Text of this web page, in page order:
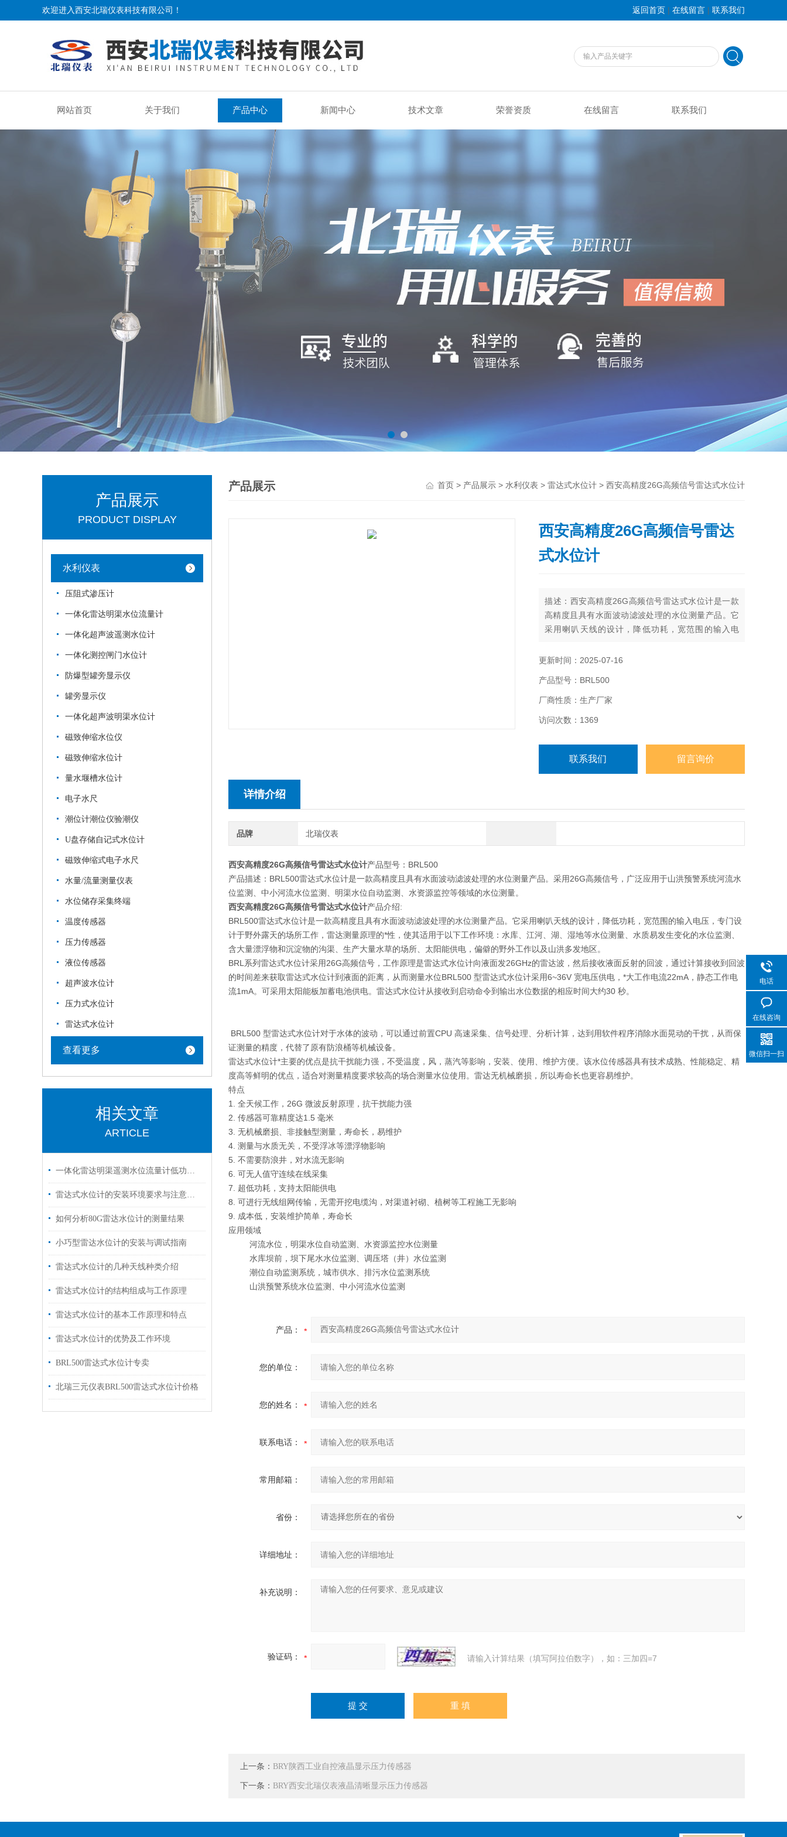
欢迎进入西安北瑞仪表科技有限公司！ 返回首页 | 在线留言 | 联系我们
网站首页 关于我们 产品中心 新闻中心 技术文章 荣誉资质 在线留言 联系我们
产品展示
PRODUCT DISPLAY
水利仪表
压阻式渗压计
一体化雷达明渠水位流量计
一体化超声波遥测水位计
一体化测控闸门水位计
防爆型罐旁显示仪
罐旁显示仪
一体化超声波明渠水位计
磁致伸缩水位仪
磁致伸缩水位计
量水堰槽水位计
电子水尺
潮位计潮位仪验潮仪
U盘存储自记式水位计
磁致伸缩式电子水尺
水量/流量测量仪表
水位储存采集终端
温度传感器
压力传感器
液位传感器
超声波水位计
压力式水位计
雷达式水位计
查看更多
相关文章
ARTICLE
一体化雷达明渠遥测水位流量计低功耗设计在太阳能供电中的应用
雷达式水位计的安装环境要求与注意事项
如何分析80G雷达水位计的测量结果
小巧型雷达水位计的安装与调试指南
雷达式水位计的几种天线种类介绍
雷达式水位计的结构组成与工作原理
雷达式水位计的基本工作原理和特点
雷达式水位计的优势及工作环境
BRL500雷达式水位计专卖
北瑞三元仪表BRL500雷达式水位计价格
产品展示 首页 > 产品展示 > 水利仪表 > 雷达式水位计 > 西安高精度26G高频信号雷达式水位计
西安高精度26G高频信号雷达
式水位计
描述：西安高精度26G高频信号雷达式水位计是一款
高精度且具有水面波动滤波处理的水位测量产品。它
采用喇叭天线的设计，降低功耗，宽范围的输入电
的*性，使其适用于以下工作环境：水库、江河、湖、
量漂浮物和沉淀物的沟渠、生产大量水草的场所、太
阳能供电，偏僻的野外工作以及山洪多发地区。
更新时间：2025-07-16
产品型号：BRL500
厂商性质：生产厂家
访问次数：1369
联系我们 留言询价
详情介绍
品牌 北瑞仪表
西安高精度26G高频信号雷达式水位计产品型号：BRL500
产品描述：BRL500雷达式水位计是一款高精度且具有水面波动滤波处理的水位测量产品。采用26G高频信号，广泛应用于山洪预警系统河流水
位监测、中小河流水位监测、明渠水位自动监测、水资源监控等领域的水位测量。
西安高精度26G高频信号雷达式水位计产品介绍:
BRL500雷达式水位计是一款高精度且具有水面波动滤波处理的水位测量产品。它采用喇叭天线的设计，降低功耗，宽范围的输入电压，专门设
计于野外露天的场所工作，雷达测量原理的*性，使其适用于以下工作环境：水库、江河、湖、湿地等水位测量、水质易发生变化的水位监测、
含大量漂浮物和沉淀物的沟渠、生产大量水草的场所、太阳能供电，偏僻的野外工作以及山洪多发地区。
BRL系列雷达式水位计采用26G高频信号，工作原理是雷达式水位计向液面发26GHz的雷达波，然后接收液面反射的回波，通过计算接收到回波
的时间差来获取雷达式水位计到液面的距离，从而测量水位BRL500 型雷达式水位计采用6~36V 宽电压供电，*大工作电流22mA，静态工作电
流1mA。可采用太阳能板加蓄电池供电。雷达式水位计从接收到启动命令到输出水位数据的相应时间大约30 秒。
BRL500 型雷达式水位计对于水体的波动，可以通过前置CPU 高速采集、信号处理、分析计算，达到用软件程序消除水面晃动的干扰，从而保
证测量的精度，代替了原有防浪桶等机械设备。
雷达式水位计*主要的优点是抗干扰能力强，不受温度，风，蒸汽等影响，安装、使用、维护方便。该水位传感器具有技术成熟、性能稳定、精
度高等鲜明的优点，适合对测量精度要求较高的场合测量水位使用。雷达无机械磨损，所以寿命长也更容易维护。
特点
1. 全天候工作，26G 微波反射原理，抗干扰能力强
2. 传感器可靠精度达1.5 毫米
3. 无机械磨损、非接触型测量，寿命长，易维护
4. 测量与水质无关，不受浮冰等漂浮物影响
5. 不需要防浪井，对水流无影响
6. 可无人值守连续在线采集
7. 超低功耗，支持太阳能供电
8. 可进行无线组网传输，无需开挖电缆沟，对渠道衬砌、植树等工程施工无影响
9. 成本低，安装维护简单，寿命长
应用领域
河流水位，明渠水位自动监测、水资源监控水位测量
水库坝前，坝下尾水水位监测、调压塔（井）水位监测
潮位自动监测系统，城市供水、排污水位监测系统
山洪预警系统水位监测、中小河流水位监测
产品：
您的单位：
您的姓名：
联系电话：
常用邮箱：
省份：
详细地址：
补充说明：
验证码： 请输入计算结果（填写阿拉伯数字），如：三加四=7
上一条： BRY陕西工业自控液晶显示压力传感器
下一条： BRY西安北瑞仪表液晶清晰显示压力传感器
电话
在线咨询
微信扫一扫